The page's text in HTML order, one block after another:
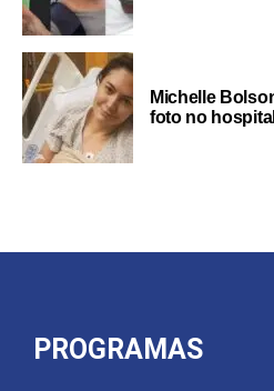
Michelle
foto no hospital
PROGRAMAS